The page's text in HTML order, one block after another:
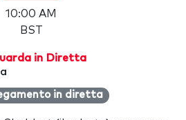
10:00 AM
BST
in Diretta
in diretta